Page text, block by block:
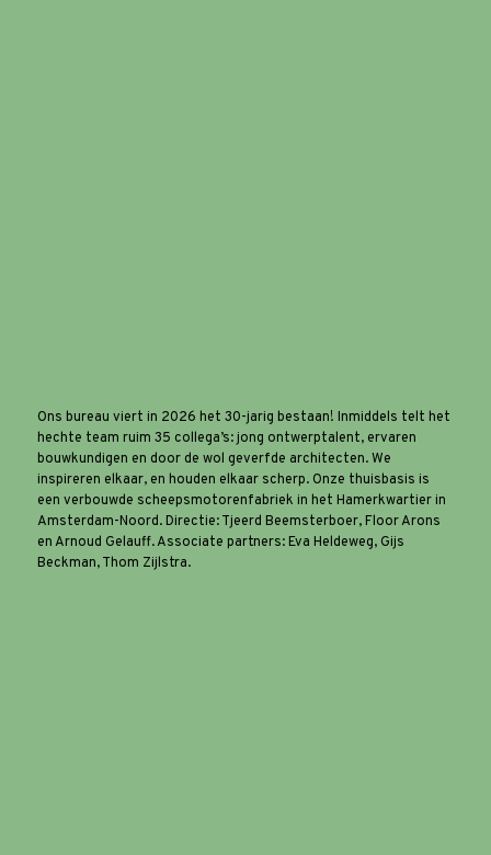
Ons bureau viert in 2026 het 30-jarig bestaan! Inmiddels telt het
hechte team ruim 35 collega’s: jong ontwerptalent, ervaren
bouwkundigen en door de wol geverfde architecten. We
inspireren elkaar, en houden elkaar scherp. Onze thuisbasis is
een verbouwde scheepsmotorenfabriek in het Hamerkwartier in
Amsterdam-Noord. Directie: Tjeerd Beemsterboer, Floor Arons
en Arnoud Gelauff. Associate partners: Eva Heldeweg, Gijs
Beckman, Thom Zijlstra.